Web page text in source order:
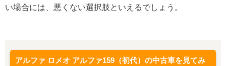
い場合には、悪くない選択肢といえるでしょう。
アルファ ロメオ アルファ159（初代）の中古車を見てみ